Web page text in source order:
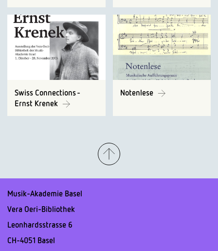
Swiss Connections -
Ernst Krenek
Notenlese
Musik-Akademie Basel
Vera Oeri-Bibliothek
Leonhardsstrasse 6
CH-4051 Basel